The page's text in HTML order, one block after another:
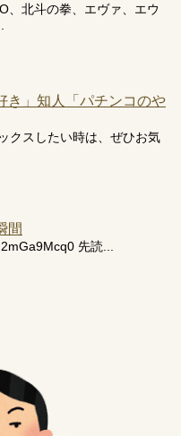
、北斗の拳、エヴァ、エウ
き」知人「パチンコのや
クスしたい時は、ぜひお気
間
先読...